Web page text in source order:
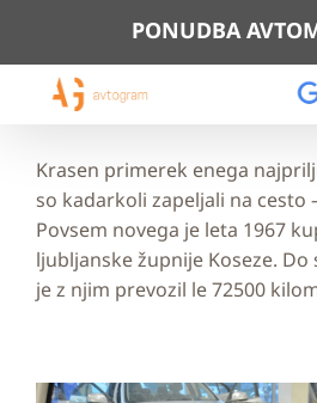
content
PONUDBA
Krasen primerek enega
so kadarkoli zapeljali na cesto
Povsem novega je leta 1967
ljubljanske župnije Koseze.
je z njim prevozil le 72500